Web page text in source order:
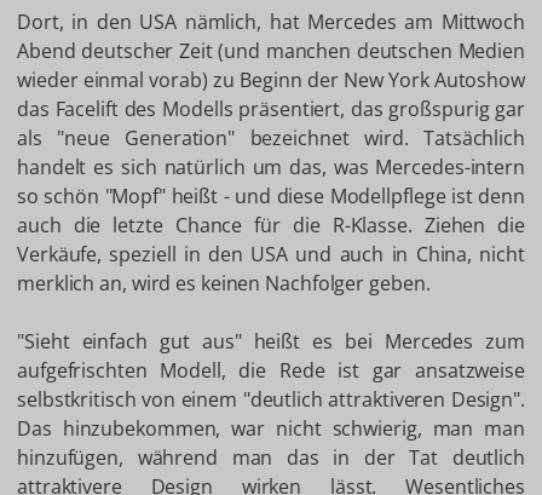
Dort, in den USA nämlich, hat Mercedes am Mittwoch
Abend deutscher Zeit (und manchen deutschen Medien
wieder einmal vorab) zu Beginn der New York Autoshow
das Facelift des Modells präsentiert, das großspurig gar
als "neue Generation" bezeichnet wird. Tatsächlich
handelt es sich natürlich um das, was Mercedes-intern
so schön "Mopf" heißt - und diese Modellpflege ist denn
auch die letzte Chance für die R-Klasse. Ziehen die
Verkäufe, speziell in den USA und auch in China, nicht
merklich an, wird es keinen Nachfolger geben.
"Sieht einfach gut aus" heißt es bei Mercedes zum
aufgefrischten Modell, die Rede ist gar ansatzweise
selbstkritisch von einem "deutlich attraktiveren Design".
Das hinzubekommen, war nicht schwierig, man man
hinzufügen, während man das in der Tat deutlich
attraktivere Design wirken lässt. Wesentliches